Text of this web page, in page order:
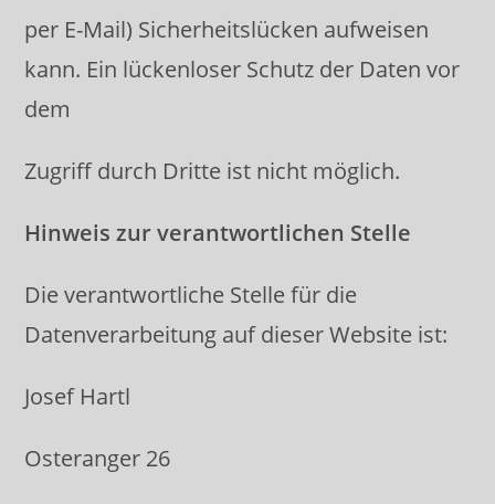
per E-Mail) Sicherheitslücken aufweisen
kann. Ein lückenloser Schutz der Daten vor
dem
Zugriff durch Dritte ist nicht möglich.
Hinweis zur verantwortlichen Stelle
Die verantwortliche Stelle für die
Datenverarbeitung auf dieser Website ist:
Josef Hartl
Osteranger 26